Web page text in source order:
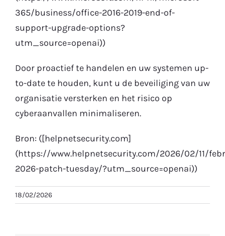
365/business/office-2016-2019-end-of-
support-upgrade-options?
utm_source=openai))
Door proactief te handelen en uw systemen up-
to-date te houden, kunt u de beveiliging van uw
organisatie versterken en het risico op
cyberaanvallen minimaliseren.
Bron: ([helpnetsecurity.com]
(https://www.helpnetsecurity.com/2026/02/11/
2026-patch-tuesday/?utm_source=openai))
18/02/2026